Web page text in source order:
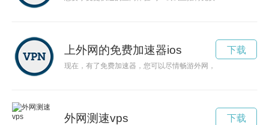
上外网的免费加速器ios
现在，有了免费加速器，您可以尽情畅游外网，无需担心网速慢
下载
外网测速vps 下载